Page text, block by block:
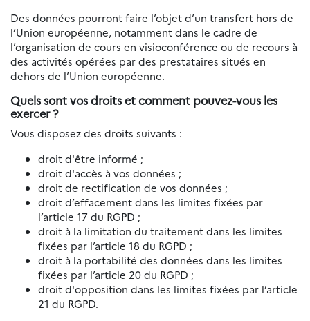
Des données pourront faire l’objet d’un transfert hors de
l’Union européenne, notamment dans le cadre de
l’organisation de cours en visioconférence ou de recours à
des activités opérées par des prestataires situés en
dehors de l’Union européenne.
Quels sont vos droits et comment pouvez-vous les
exercer ?
Vous disposez des droits suivants :
droit d'être informé ;
droit d'accès à vos données ;
droit de rectification de vos données ;
droit d’effacement dans les limites fixées par
l’article 17 du RGPD ;
droit à la limitation du traitement dans les limites
fixées par l’article 18 du RGPD ;
droit à la portabilité des données dans les limites
fixées par l’article 20 du RGPD ;
droit d'opposition dans les limites fixées par l’article
21 du RGPD.